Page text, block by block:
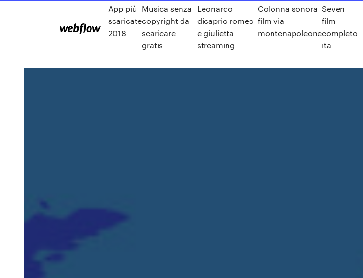
App più
scaricate
2018
Musica senza
copyright da
scaricare
gratis
Leonardo
dicaprio romeo
e giulietta
streaming
Colonna sonora
film via
montenapoleone
Seven
film
completo
ita